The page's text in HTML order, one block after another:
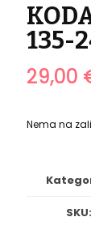
135-
29,00
Nema na
SKU: